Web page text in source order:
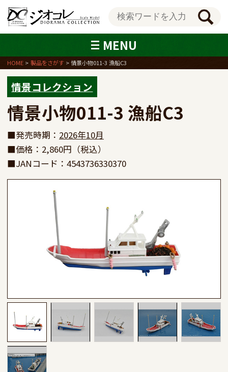
MENU
HOME 製品をさがす 情景小物011-3 漁船C3
情景コレクション
情景小物011-3 漁船C3
■発売時期： 2026年10月
■価格：2,860円（税込）
■JANコード：4543736330370